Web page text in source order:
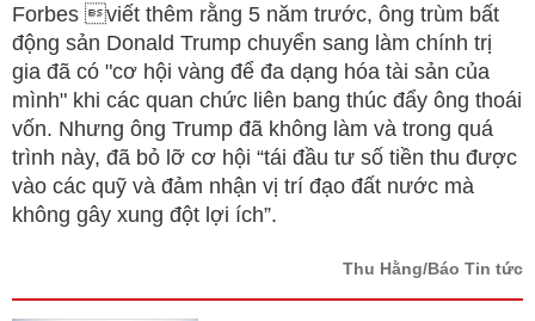
Forbes viết thêm rằng 5 năm trước, ông trùm bất
động sản Donald Trump chuyển sang làm chính trị
gia đã có "cơ hội vàng để đa dạng hóa tài sản của
mình" khi các quan chức liên bang thúc đẩy ông thoái
vốn. Nhưng ông Trump đã không làm và trong quá
trình này, đã bỏ lỡ cơ hội “tái đầu tư số tiền thu được
vào các quỹ và đảm nhận vị trí đạo đất nước mà
không gây xung đột lợi ích”.
Thu Hằng/Báo Tin tức